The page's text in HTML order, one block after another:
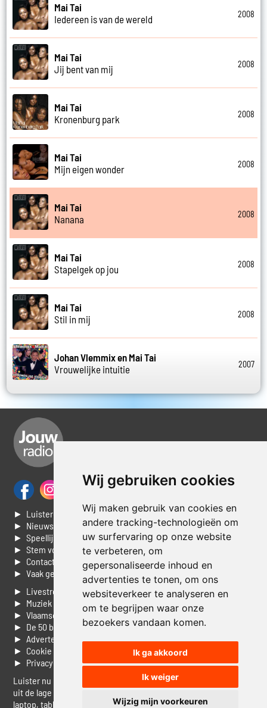
Wij gebruiken cookies
Wij maken gebruik van cookies en
andere tracking-technologieën om
uw surfervaring op onze website
te verbeteren, om
gepersonaliseerde inhoud en
advertenties te tonen, om ons
websiteverkeer te analyseren en
om te begrijpen waar onze
bezoekers vandaan komen.
Ik ga akkoord
Ik weiger
Wijzig mijn voorkeuren
Mai Tai
Iedereen is van de wereld
2008
Mai Tai
Jij bent van mij
2008
Mai Tai
Kronenburg park
2008
Mai Tai
Mijn eigen wonder
2008
Mai Tai
Nanana
2008
Mai Tai
Stapelgek op jou
2008
Mai Tai
Stil in mij
2008
Johan Vlemmix en Mai Tai
Vrouwelijke intuitie
2007
► Luisteren naar Jouwradio
► Nieuws
► Speellijst
► Stem voor de Dag top 3
► Contacteer ons
► Vaak gestelde vragen
► Livestream informatie
► Muziek opzoeken
► Vlaamse 100 Aller tijden
► De 50 beste van...
► Adverteren op Jouwradio
► Cookie voorkeuren wijzigen
► Privacyinformatie
Luister nu naar Jouwradio! De beste Nederlandstalige muziek
uit de lage landen hoor je hier al 20 jaar. In digitale kwaliteit op je
laptop, tablet of smartphone.